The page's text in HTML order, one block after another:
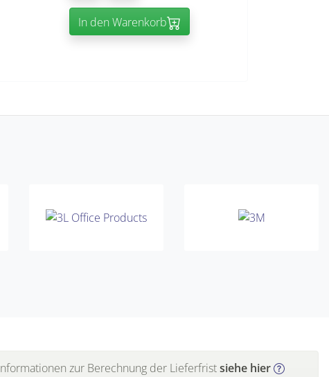
In den Warenkorb
zur Berechnung der Lieferfristsiehe hier